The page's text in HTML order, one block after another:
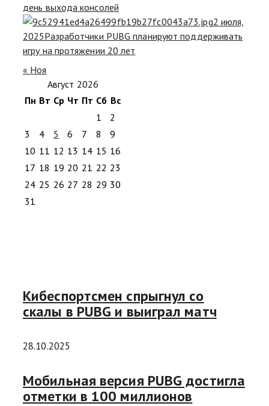
день выхода консолей
2 июля,
2025Разработчики PUBG планируют поддерживать
игру на протяжении 20 лет
« Ноя
Август 2026
Пн Вт Ср Чт Пт Сб Вс
1
2
3
4 5 6 7 8
9
10 11 12 13 14 15 16
17 18 19 20 21 22 23
24 25 26 27 28 29 30
31
Кибеспортсмен спрыгнул со
скалы в PUBG и выиграл матч
28.10.2025
Мобильная версия PUBG достигла
отметки в 100 миллионов